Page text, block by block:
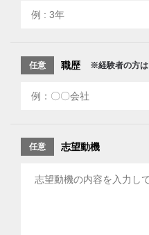
任意 職歴 ※経験者の方は
任意 志望動機